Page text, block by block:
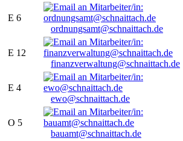
E 6
ordnungsamt@schnaittach.de
E 12
finanzverwaltung@schnaittach.de
E 4
ewo@schnaittach.de
O 5
bauamt@schnaittach.de